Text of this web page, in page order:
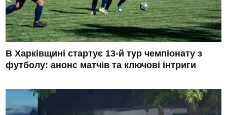
В Харківщині стартує 13-й тур чемпіонату з
футболу: анонс матчів та ключові інтриги